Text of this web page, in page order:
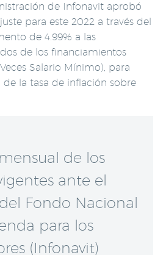
de Infonavit aprobó
para este 2022 a través del
de 4.99% a las
de los financiamientos
Salario Mínimo), para
la tasa de inflación sobre
de los
ante el
Fondo Nacional
para los
(Infonavit)